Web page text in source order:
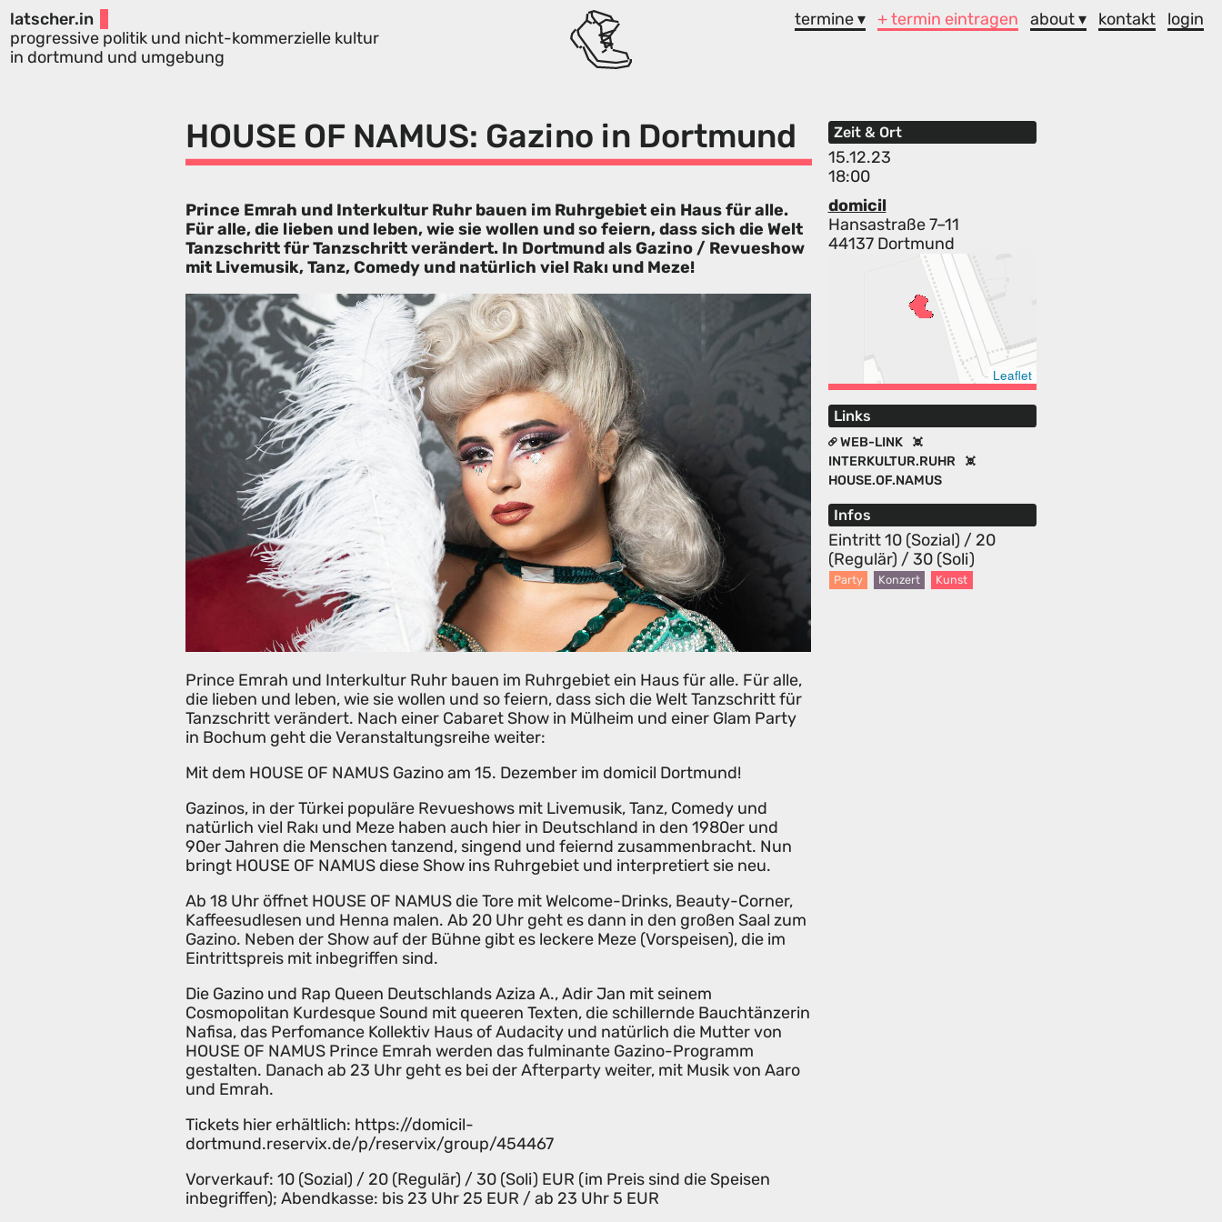
latscher.in
progressive politik und nicht-kommerzielle kultur
in dortmund und umgebung
termine ▾ + termin eintragen about ▾ kontakt login
HOUSE OF NAMUS: Gazino in Dortmund Zeit & Ort
15.12.23
18:00
domicil
Hansastraße 7–11
44137 Dortmund
Leaflet
Links
WEB-LINK
INTERKULTUR.RUHR
HOUSE.OF.NAMUS
Infos
Eintritt 10 (Sozial) / 20
(Regulär) / 30 (Soli)
Party Konzert Kunst
Prince Emrah und Interkultur Ruhr bauen im Ruhrgebiet ein Haus für alle.
Für alle, die lieben und leben, wie sie wollen und so feiern, dass sich die Welt
Tanzschritt für Tanzschritt verändert. In Dortmund als Gazino / Revueshow
mit Livemusik, Tanz, Comedy und natürlich viel Rakı und Meze!
Prince Emrah und Interkultur Ruhr bauen im Ruhrgebiet ein Haus für alle. Für alle,
die lieben und leben, wie sie wollen und so feiern, dass sich die Welt Tanzschritt für
Tanzschritt verändert. Nach einer Cabaret Show in Mülheim und einer Glam Party
in Bochum geht die Veranstaltungsreihe weiter:
Mit dem HOUSE OF NAMUS Gazino am 15. Dezember im domicil Dortmund!
Gazinos, in der Türkei populäre Revueshows mit Livemusik, Tanz, Comedy und
natürlich viel Rakı und Meze haben auch hier in Deutschland in den 1980er und
90er Jahren die Menschen tanzend, singend und feiernd zusammenbracht. Nun
bringt HOUSE OF NAMUS diese Show ins Ruhrgebiet und interpretiert sie neu.
Ab 18 Uhr öffnet HOUSE OF NAMUS die Tore mit Welcome-Drinks, Beauty-Corner,
Kaffeesudlesen und Henna malen. Ab 20 Uhr geht es dann in den großen Saal zum
Gazino. Neben der Show auf der Bühne gibt es leckere Meze (Vorspeisen), die im
Eintrittspreis mit inbegriffen sind.
Die Gazino und Rap Queen Deutschlands Aziza A., Adir Jan mit seinem
Cosmopolitan Kurdesque Sound mit queeren Texten, die schillernde Bauchtänzerin
Nafisa, das Perfomance Kollektiv Haus of Audacity und natürlich die Mutter von
HOUSE OF NAMUS Prince Emrah werden das fulminante Gazino-Programm
gestalten. Danach ab 23 Uhr geht es bei der Afterparty weiter, mit Musik von Aaro
und Emrah.
Tickets hier erhältlich: https://domicil-
dortmund.reservix.de/p/reservix/group/454467
Vorverkauf: 10 (Sozial) / 20 (Regulär) / 30 (Soli) EUR (im Preis sind die Speisen
inbegriffen); Abendkasse: bis 23 Uhr 25 EUR / ab 23 Uhr 5 EUR